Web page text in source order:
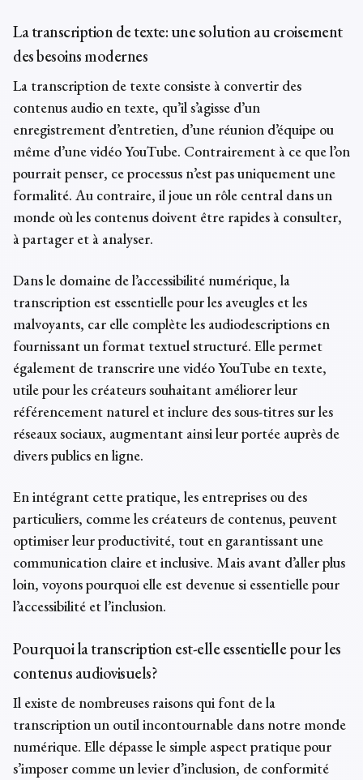
La transcription de texte: une solution au croisement
des besoins modernes
La transcription de texte consiste à convertir des
contenus audio en texte, qu’il s’agisse d’un
enregistrement d’entretien, d’une réunion d’équipe ou
même d’une vidéo YouTube. Contrairement à ce que l’on
pourrait penser, ce processus n’est pas uniquement une
formalité. Au contraire, il joue un rôle central dans un
monde où les contenus doivent être rapides à consulter,
à partager et à analyser.
Dans le domaine de l’accessibilité numérique, la
transcription est essentielle pour les aveugles et les
malvoyants, car elle complète les audiodescriptions en
fournissant un format textuel structuré. Elle permet
également de transcrire une vidéo YouTube en texte,
utile pour les créateurs souhaitant améliorer leur
référencement naturel et inclure des sous-titres sur les
réseaux sociaux, augmentant ainsi leur portée auprès de
divers publics en ligne.
En intégrant cette pratique, les entreprises ou des
particuliers, comme les créateurs de contenus, peuvent
optimiser leur productivité, tout en garantissant une
communication claire et inclusive. Mais avant d’aller plus
loin, voyons pourquoi elle est devenue si essentielle pour
l’accessibilité et l’inclusion.
Pourquoi la transcription est-elle essentielle pour les
contenus audiovisuels?
Il existe de nombreuses raisons qui font de la
transcription un outil incontournable dans notre monde
numérique. Elle dépasse le simple aspect pratique pour
s’imposer comme un levier d’inclusion, de conformité